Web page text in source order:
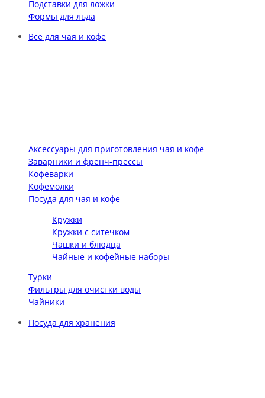
Подставки для ложки
Формы для льда
Все для чая и кофе
Аксессуары для приготовления чая и кофе
Заварники и френч-прессы
Кофеварки
Кофемолки
Посуда для чая и кофе
Кружки
Кружки с ситечком
Чашки и блюдца
Чайные и кофейные наборы
Турки
Фильтры для очистки воды
Чайники
Посуда для хранения